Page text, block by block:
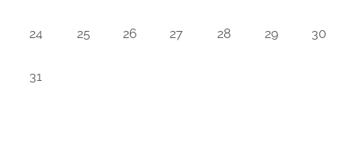
24 25 26 27 28 29 30
31